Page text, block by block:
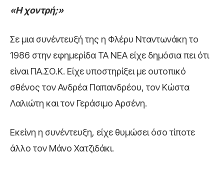
«Η χοντρή;»
Σε μια συνέντευξή της η Φλέρυ Νταντωνάκη το
1986 στην εφημερίδα ΤΑ ΝΕΑ είχε δημόσια πει ότι
είναι ΠΑ.ΣΟ.Κ. Είχε υποστηρίξει με ουτοπικό
σθένος τον Ανδρέα Παπανδρέου, τον Κώστα
Λαλιώτη και τον Γεράσιμο Αρσένη.
Εκείνη η συνέντευξη, είχε θυμώσει όσο τίποτε
άλλο τον Μάνο Χατζιδάκι.